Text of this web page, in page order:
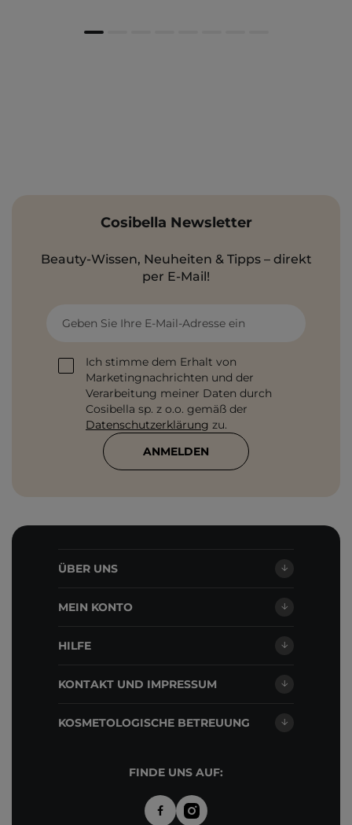
Cosibella Newsletter
Beauty-Wissen, Neuheiten & Tipps – direkt
per E-Mail!
Geben Sie Ihre E-Mail-Adresse ein
Ich stimme dem Erhalt von
Marketingnachrichten und der
Verarbeitung meiner Daten durch
Cosibella sp. z o.o. gemäß der
Datenschutzerklärung zu.
ANMELDEN
ÜBER UNS
MEIN KONTO
HILFE
KONTAKT UND IMPRESSUM
KOSMETOLOGISCHE BETREUUNG
FINDE UNS AUF: